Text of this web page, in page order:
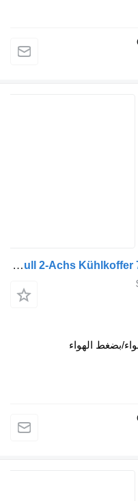
Schmitz Cargobull 2-Achs Kühlkoffer 7,70m LBW 2 T*CARRIER 1550
بضغط الهواء